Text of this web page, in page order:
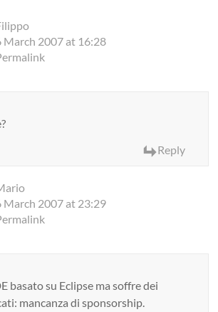
March 2007 at 16:28
Reply
March 2007 at 23:29
basato su Eclipse ma soffre dei
mancanza di sponsorship.